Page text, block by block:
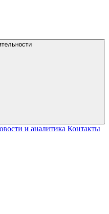
и аналитика Контакты